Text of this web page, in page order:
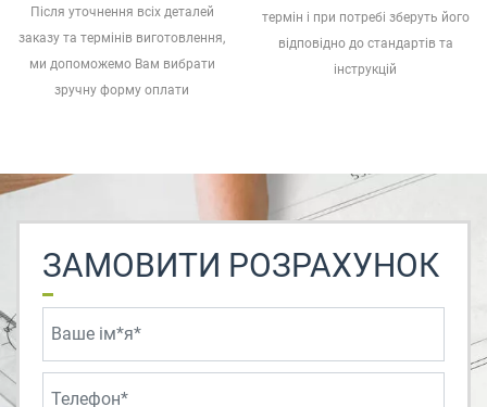
Після уточнення всіх деталей
заказу та термінів виготовлення,
ми допоможемо Вам вибрати
зручну форму оплати
термін і при потребі зберуть його
відповідно до стандартів та
інструкцій
ЗАМОВИТИ РОЗРАХУНОК